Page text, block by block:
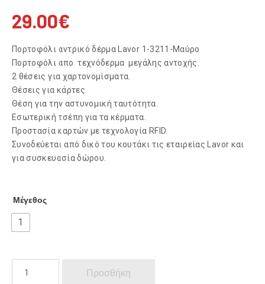
29.00€
Πορτοφόλι αντρικό δέρμα Lavor 1-3211-Μαύρο
Πορτοφόλι απο τεχνόδερμα μεγάλης αντοχής.
2 θέσεις για χαρτονομίσματα.
Θέσεις για κάρτες
Θέση για την αστυνομική ταυτότητα.
Εσωτερική τσέπη για τα κέρματα.
Προστασία καρτών με τεχνολογία RFID.
Συνοδεύεται από δικό του κουτάκι τις εταιρείας Lavor και
για συσκευασία δώρου.
Μέγεθος
1
ΠΟΡΤΟΦΟΛΙ
Προσθήκη